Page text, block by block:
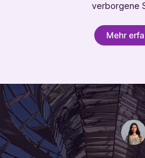
verborgene
Mehr